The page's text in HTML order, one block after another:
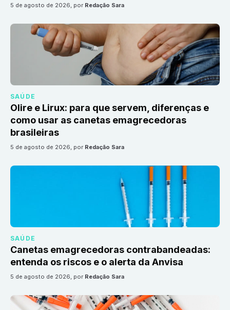
5 de agosto de 2026, por Redação Sara
SAÚDE
Olire e Lirux: para que servem, diferenças e
como usar as canetas emagrecedoras
brasileiras
5 de agosto de 2026, por Redação Sara
SAÚDE
Canetas emagrecedoras contrabandeadas:
entenda os riscos e o alerta da Anvisa
5 de agosto de 2026, por Redação Sara